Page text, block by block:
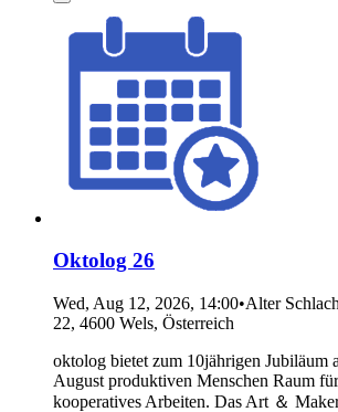
Oktolog 26
Wed, Aug 12, 2026, 14:00•Alter
22, 4600 Wels, Österreich
oktolog bietet zum 10jährigen Jubiläum
August produktiven Menschen Raum
kooperatives Arbeiten. Das Art ＆